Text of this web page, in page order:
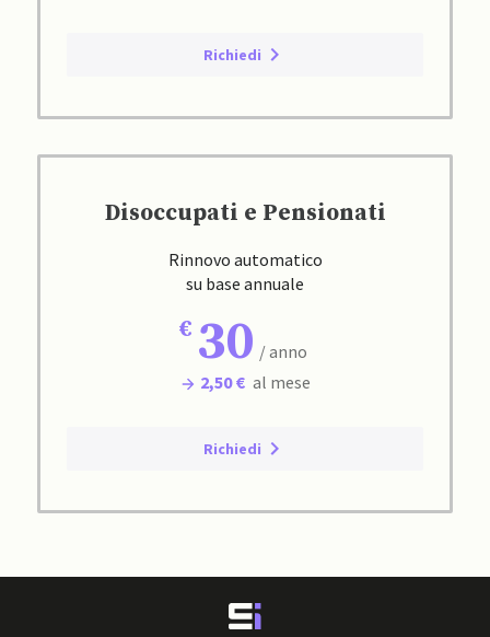
Richiedi
Disoccupati e Pensionati
Rinnovo automatico
su base annuale
30 / anno
2,50 € al mese
Richiedi